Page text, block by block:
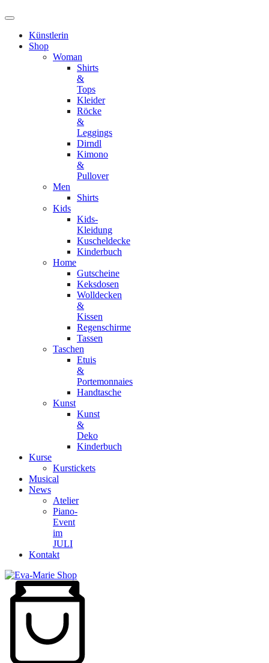
Künstlerin
Shop
Woman
Shirts
&
Tops
Kleider
Röcke
&
Leggings
Dirndl
Kimono
&
Pullover
Men
Shirts
Kids
Kids-
Kleidung
Kuscheldecke
Kinderbuch
Home
Gutscheine
Keksdosen
Wolldecken
&
Kissen
Regenschirme
Tassen
Taschen
Etuis
&
Portemonnaies
Handtasche
Kunst
Kunst
&
Deko
Kinderbuch
Kurse
Kurstickets
Musical
News
Atelier
Piano-
Event
im
JULI
Kontakt